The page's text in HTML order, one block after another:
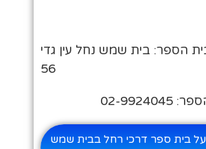
הספר: בית שמש נחל עין גדי
56
בית ספר דרכי רחל בבית שמש